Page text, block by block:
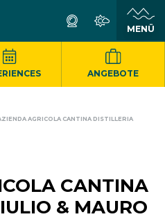
ANGEBOTE
AGRICOLA CANTINA DISTILLERIA
CANTINA
& MAURO